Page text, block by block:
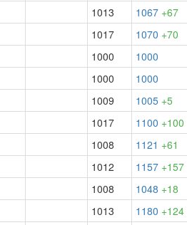
1013 1067 +67
1017 1070 +70
1000 1000
1000 1000
1009 1005 +5
1017 1100 +100
1008 1121 +61
1012 1157 +157
1008 1048 +18
1013 1180 +124